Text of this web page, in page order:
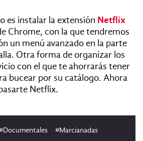
es instalar la extensión Netflix
Chrome, con la que tendremos
un menú avanzado en la parte
Otra forma de organizar los
con el que te ahorrarás tener
bucear por su catálogo. Ahora
Netflix.
#Marcianadas